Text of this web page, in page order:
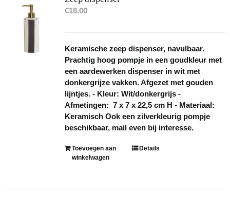
€18.00
Keramische zeep dispenser, navulbaar.
Prachtig hoog pompje in een goudkleur met
een aardewerken dispenser in wit met
donkergrijze vakken. Afgezet met gouden
lijntjes. - Kleur: Wit/donkergrijs -
Afmetingen: 7 x 7 x 22,5 cm H - Materiaal:
Keramisch Ook een zilverkleurig pompje
beschikbaar, mail even bij interesse.
Toevoegen aan
winkelwagen
Details